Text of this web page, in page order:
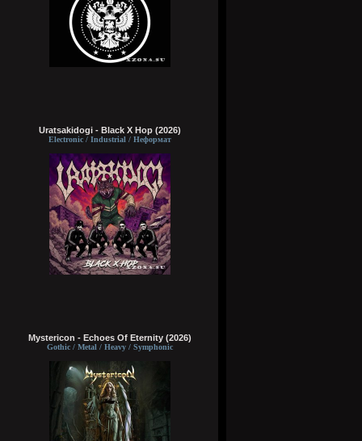
Uratsakidogi - Black X Hop (2026)
Electronic / Industrial / Неформат
Mystericon - Echoes Of Eternity (2026)
Gothic / Metal / Heavy / Symphonic